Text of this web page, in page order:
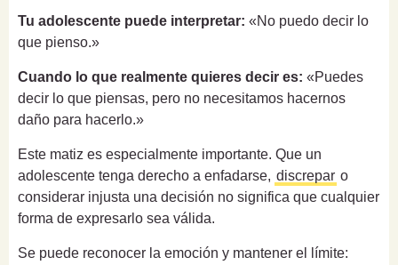
Tu adolescente puede interpretar: «No puedo decir lo
que pienso.»
Cuando lo que realmente quieres decir es: «Puedes
decir lo que piensas, pero no necesitamos hacernos
daño para hacerlo.»
Este matiz es especialmente importante. Que un
adolescente tenga derecho a enfadarse, discrepar o
considerar injusta una decisión no significa que cualquier
forma de expresarlo sea válida.
Se puede reconocer la emoción y mantener el límite: